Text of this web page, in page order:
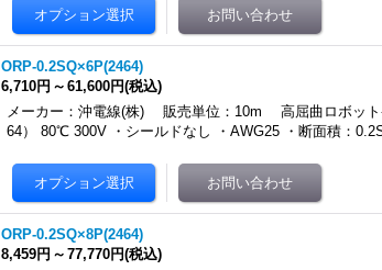
ORP-0.2SQ×6P(2464)
6,710円 ～ 61,600円(税込)
メーカー：沖電線(株) 販売単位：10m 高屈曲ロボット
64） 80℃ 300V ・シールドなし ・AWG25 ・断面積：
ORP-0.2SQ×8P(2464)
8,459円 ～ 77,770円(税込)